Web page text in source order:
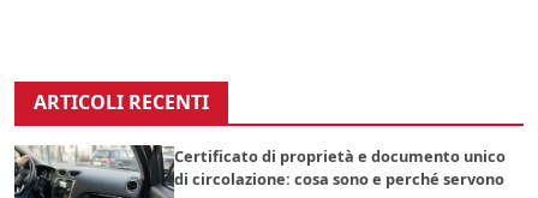
ARTICOLI RECENTI
Certificato di proprietà e documento unico
di circolazione: cosa sono e perché servono